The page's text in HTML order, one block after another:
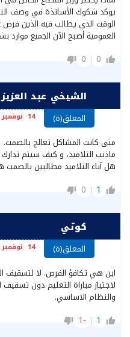
يوكد شكوك الأساتذة في وصف
الوقت الذي يطالب فيه الذين فرض
العمومية أصبح الآن الجميع موارد
0
0
الشيخي عبد العزيز
المعلق(ة) 14 نوفمبر 2023 16:58
متى كانت المشاكل تعالج بالصمت.
ماذنب التلاميد، و كيف سيتم
هل آباء التلاميد مطالبين بالصمت
1
0
كوتي
المعلق(ة) 14 نوفمبر 2023 16:16
اين هي تكافؤ الفرص. لا لتسقيف
لاجتياز مباراة التعليم دون
والنظام الاساسي.
1
-1